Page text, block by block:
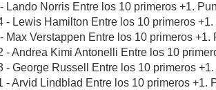
Lando Norris Entre los 10 primeros +1.
- Lewis Hamilton Entre los 10 primeros
Max Verstappen Entre los 10 primeros
- Andrea Kimi Antonelli Entre los 10
- George Russell Entre los 10 primeros
- Arvid Lindblad Entre los 10 primeros +1.